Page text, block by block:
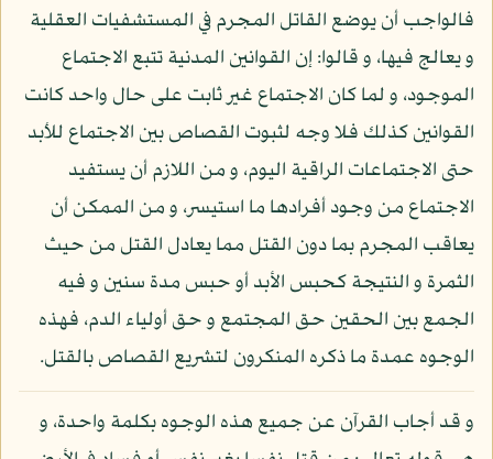
فالواجب أن يوضع القاتل المجرم في المستشفيات العقلية
و يعالج فيها، و قالوا: إن القوانين المدنية تتبع الاجتماع
الموجود، و لما كان الاجتماع غير ثابت على حال واحد كانت
القوانين كذلك فلا وجه لثبوت القصاص بين الاجتماع للأبد
حتى الاجتماعات الراقية اليوم، و من اللازم أن يستفيد
الاجتماع من وجود أفرادها ما استيسر، و من الممكن أن
يعاقب المجرم بما دون القتل مما يعادل القتل من حيث
الثمرة و النتيجة كحبس الأبد أو حبس مدة سنين و فيه
الجمع بين الحقين حق المجتمع و حق أولياء الدم، فهذه
الوجوه عمدة ما ذكره المنكرون لتشريع القصاص بالقتل.
و قد أجاب القرآن عن جميع هذه الوجوه بكلمة واحدة، و